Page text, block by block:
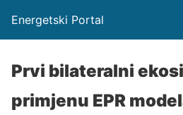
Energetski Portal
Prvi bilateralni
primjenu EPR